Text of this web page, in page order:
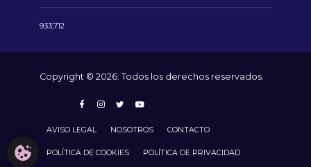
933,712
Copyright © 2026. Todos los derechos reservados.
AVISO LEGAL NOSOTROS CONTACTO
POLÍTICA DE COOKIES POLÍTICA DE PRIVACIDAD
CONFIGURACIÓN DE COOKIES